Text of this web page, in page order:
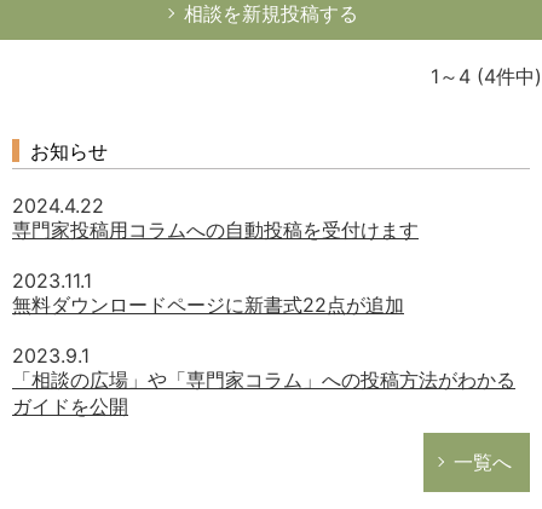
相談を新規投稿する
1～4 (4件中)
お知らせ
2024.4.22
専門家投稿用コラムへの自動投稿を受付けます
2023.11.1
無料ダウンロードページに新書式22点が追加
2023.9.1
「相談の広場」や「専門家コラム」への投稿方法がわかる
ガイドを公開
一覧へ